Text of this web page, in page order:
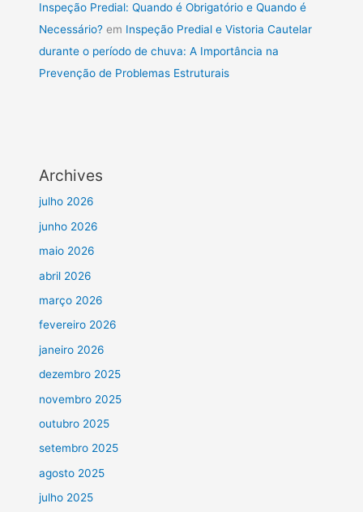
Inspeção Predial: Quando é Obrigatório e Quando é
Necessário? em Inspeção Predial e Vistoria Cautelar
durante o período de chuva: A Importância na
Prevenção de Problemas Estruturais
Archives
julho 2026
junho 2026
maio 2026
abril 2026
março 2026
fevereiro 2026
janeiro 2026
dezembro 2025
novembro 2025
outubro 2025
setembro 2025
agosto 2025
julho 2025